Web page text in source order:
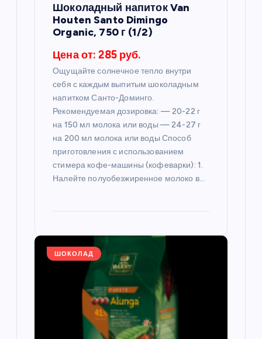
Шоколадный напиток Van
Houten Santo Dimingo
Organic, 750 г (1/2)
Цена от: 285 руб.
Ощущайте солнечное тепло внутри
себя с каждым выпитым шоколадным
напитком Санто-Доминго.
Рекомендуемая дозировка: — 20-22 г
на 150 мл молока или воды — 24-27 г
на 200 мл молока или воды Способ
приготовления с использованием
стимера кофе-машины (кофеварки): 1.
Налейте полуобезжиренное молоко в…
ШОКОЛАД